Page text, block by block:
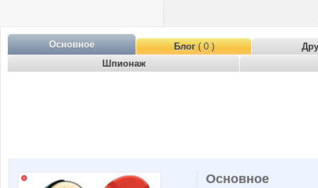
Основное Блог( 0 )
Шпионаж
Основное